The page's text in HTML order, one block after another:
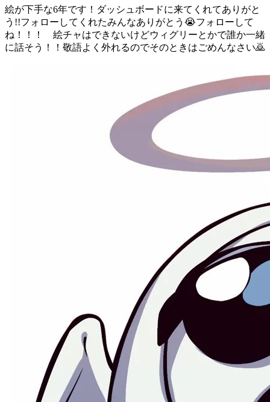
絵が下手な6年です！ダッシュボードに来てくれてありがと
う!!フォローしてくれたみんなありがとう😭フォローして
ね！！！ 絵チャはできないけどウィグリーとかで誰か一緒
に話そう！！敬語よく外れるのでそのときはごめんなさい🙇